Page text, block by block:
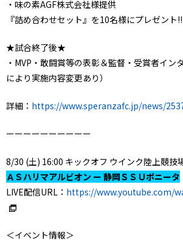
・味の素AGF株式会社様提供
『詰め合わせセット』を10名様にプレゼント!!
★試合終了後★
・MVP・敢闘賞等の表彰＆監督・受賞者イン
により実施内容変更あり）
詳細： https://www.speranzafc.jp/news/
ーーーーーーーーーー
8/30 (土) 16:00 キックオフ ウインク陸上競技
ＡＳハリマアルビオン ー 静岡ＳＳＵボニータ
LIVE配信URL： https://www.youtube.com/
＜イベント情報＞